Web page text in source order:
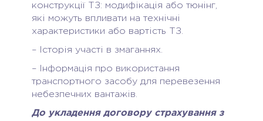
конструкції ТЗ: модифікація або тюнінг,
які можуть впливати на технічні
характеристики або вартість ТЗ.
– Історія участі в змаганнях.
– Інформація про використання
транспортного засобу для перевезення
небезпечних вантажів.
До укладення договору страхування з